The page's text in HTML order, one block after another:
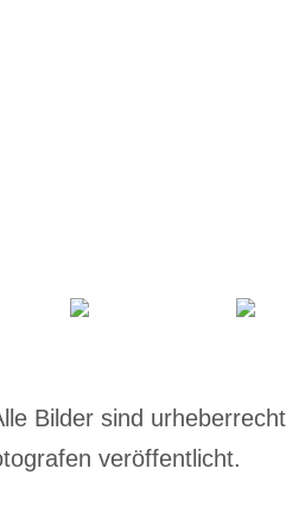
Bilder sind
veröffentlicht.